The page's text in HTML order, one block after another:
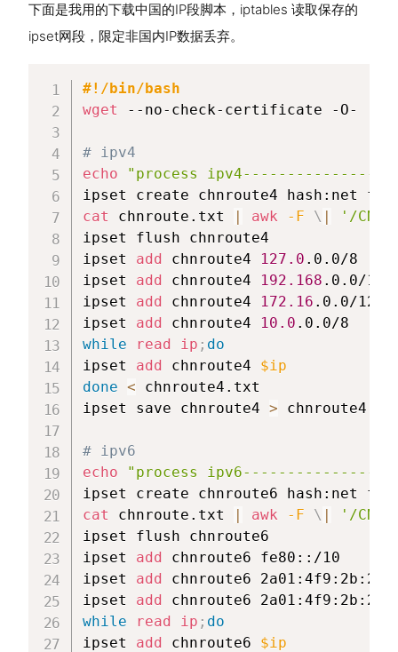
下面是我用的下载中国的IP段脚本，iptables 读取保存的
ipset网段，限定非国内IP数据丢弃。
#!/bin/bash
wget --no-check-certificate -O-
# ipv4
echo
"process
ipset create chnroute4 hash:net
cat chnroute.txt | awk -F \ |
'/
ipset flush chnroute4
ipset add chnroute4 127.0 .0.0/8
ipset add chnroute4 192.168 .0.0/16
ipset add chnroute4 172.16 .0.0/12
ipset add chnroute4 10.0
while
read ip ; do
ipset add chnroute4 $ip
done < chnroute4.txt
ipset save chnroute4 >
# ipv6
echo
"process
ipset create chnroute6 hash:net
cat chnroute.txt | awk -F \ |
'/
ipset flush chnroute6
ipset add chnroute6 fe80::/10
ipset add chnroute6
ipset add
while
read ip ; do
ipset add chnroute6 $ip